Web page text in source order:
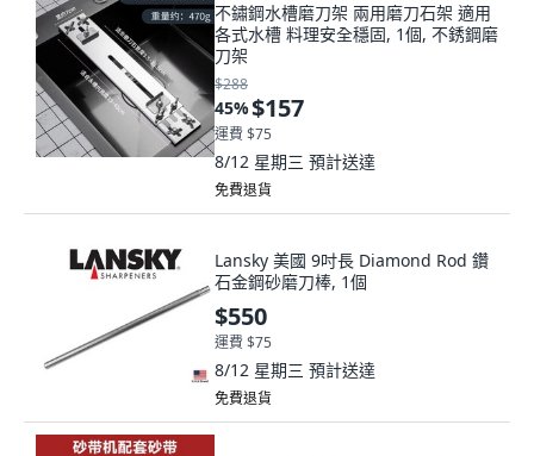
不鏽鋼水槽磨刀架 兩用磨刀石架 適用
各式水槽 料理安全穩固, 1個, 不銹鋼磨
刀架
$288
45%$157
運費 $75
8/12 星期三 預計送達
免費退貨
Lansky 美國 9吋長 Diamond Rod 鑽
石金鋼砂磨刀棒, 1個
$550
運費 $75
8/12 星期三 預計送達
免費退貨